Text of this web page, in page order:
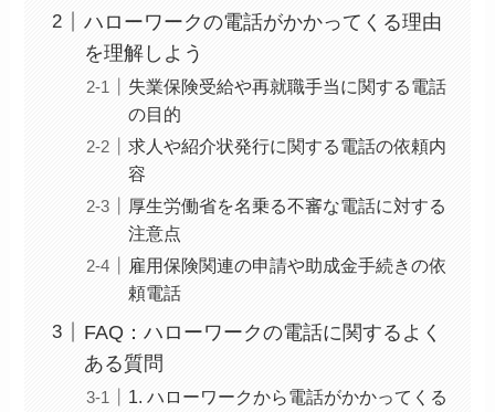
ハローワークの電話がかかってくる理由
を理解しよう
失業保険受給や再就職手当に関する電話
の目的
求人や紹介状発行に関する電話の依頼内
容
厚生労働省を名乗る不審な電話に対する
注意点
雇用保険関連の申請や助成金手続きの依
頼電話
FAQ：ハローワークの電話に関するよく
ある質問
1. ハローワークから電話がかかってくる